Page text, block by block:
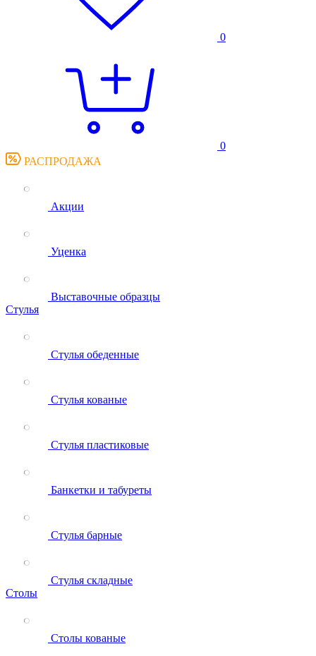
0
0
РАСПРОДАЖА
Акции
Уценка
Выставочные образцы
Стулья
Стулья обеденные
Стулья кованые
Стулья пластиковые
Банкетки и табуреты
Стулья барные
Стулья складные
Столы
Столы кованые